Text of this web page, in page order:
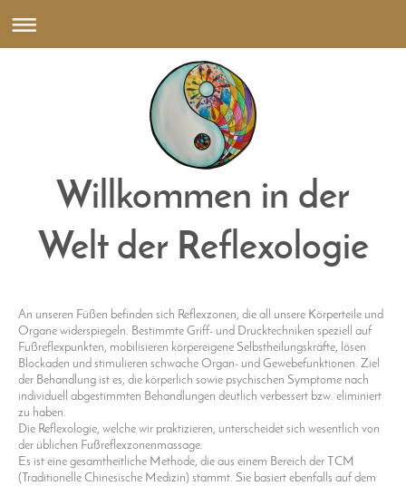
Willkommen in der
Welt der Reflexologie
An unseren Füßen befinden sich Reflexzonen, die all unsere Körperteile und
Organe widerspiegeln. Bestimmte Griff- und Drucktechniken speziell auf
Fußreflexpunkten, mobilisieren körpereigene Selbstheilungskräfte, lösen
Blockaden und stimulieren schwache Organ- und Gewebefunktionen. Ziel
der Behandlung ist es, die körperlich sowie psychischen Symptome nach
individuell abgestimmten Behandlungen deutlich verbessert bzw. eliminiert
zu haben.
Die Reflexologie, welche wir praktizieren, unterscheidet sich wesentlich von
der üblichen Fußreflexzonenmassage.
Es ist eine gesamtheitliche Methode, die aus einem Bereich der TCM
(Traditionelle Chinesische Medizin) stammt. Sie basiert ebenfalls auf dem